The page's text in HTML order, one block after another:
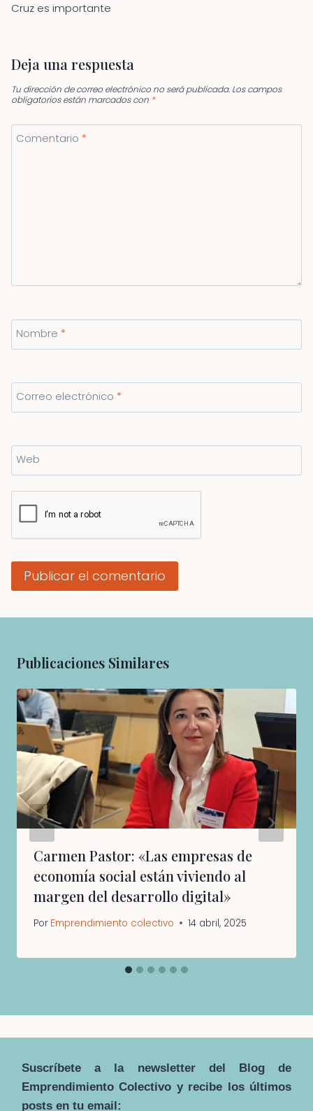
Cruz es importante
Deja una respuesta
Tu dirección de correo electrónico no será publicada. Los campos
obligatorios están marcados con *
Comentario *
Nombre *
Correo electrónico *
Web
Publicaciones Similares
Carmen Pastor: «Las empresas de
economía social están viviendo al
margen del desarrollo digital»
Por Emprendimiento colectivo 14 abril, 2025
Suscríbete a la newsletter del Blog de
Emprendimiento Colectivo y recibe los últimos
posts en tu email: